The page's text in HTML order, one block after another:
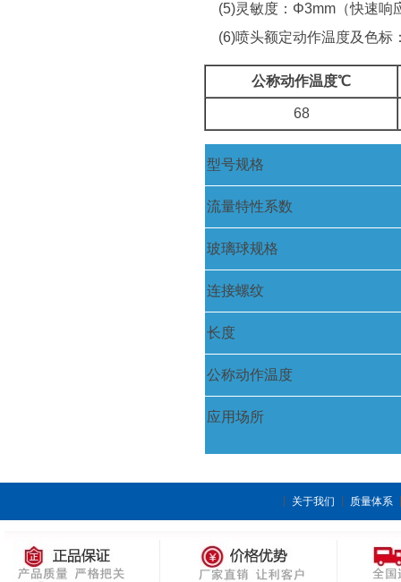
(5)灵敏度：Φ3mm（快速响
(6)喷头额定动作温度及色标
公称动作温度℃
68
型号规格
流量特性系数
玻璃球规格
连接螺纹
长度
公称动作温度
应用场所
关于我们 质量体系